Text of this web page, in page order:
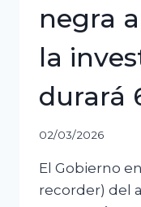
negra
la
durará
02/03/2026
El Gobierno
recorder) del